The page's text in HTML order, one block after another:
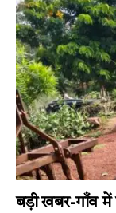
बड़ी खबर-गाँव